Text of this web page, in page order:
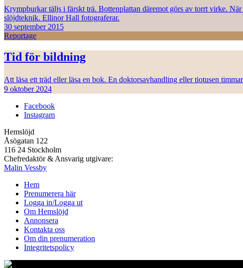
Krympburkar täljs i färskt trä. Bottenplattan däremot görs av torrt virke.
slöjdteknik. Ellinor Hall fotograferar.
30 september 2015
Reportage
Tid för bildning
Att läsa ett träd eller läsa en bok. En doktorsavhandling eller tiotusen
9 oktober 2024
Facebook
Instagram
Hemslöjd
Åsögatan 122
116 24 Stockholm
Chefredaktör & Ansvarig utgivare:
Malin Vessby
Hem
Prenumerera här
Logga in/Logga ut
Om Hemslöjd
Annonsera
Kontakta oss
Om din prenumeration
Integritetspolicy